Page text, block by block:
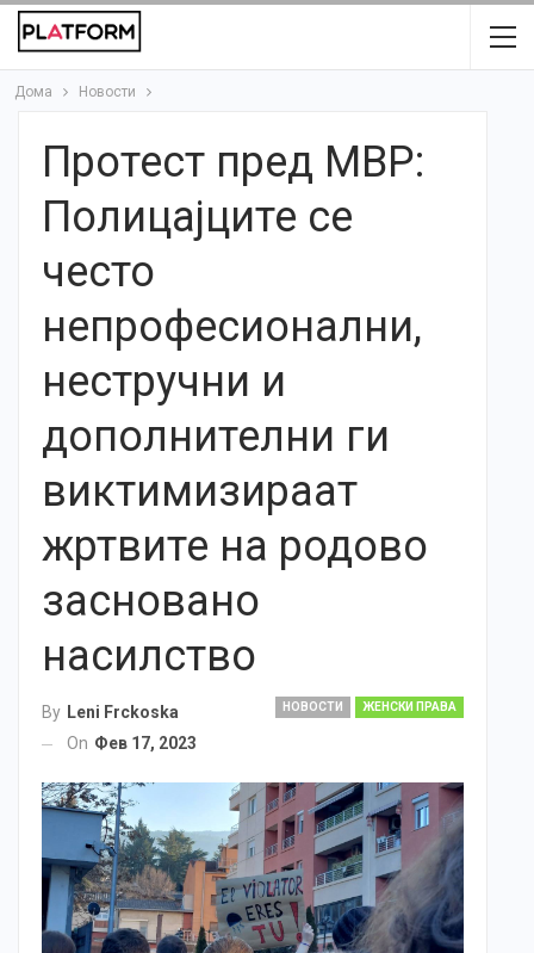
Дома Новости
Протест пред МВР:
Полицајците се
често
непрофесионални,
нестручни и
дополнителни ги
виктимизираат
жртвите на родово
засновано
насилство
НОВОСТИ ЖЕНСКИ ПРАВА
By Leni Frckoska
On Фев 17, 2023